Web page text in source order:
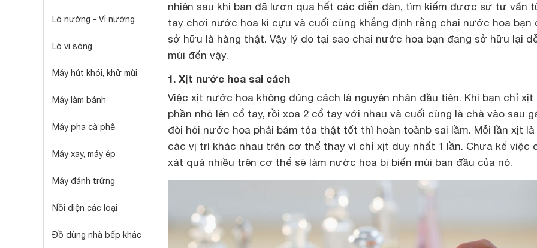
Lò nướng - Vỉ nướng
Lò vi sóng
Máy hút khói, khử mùi
Máy làm bánh
Máy pha cà phê
Máy xay, máy ép
Máy đánh trứng
Nồi điện các loại
Đồ dùng nhà bếp khác
nhiên sau khi bạn đã lượn qua hết các diễn đàn, tìm kiếm được sự tư vấn
tay chơi nước hoa kì cựu và cuối cùng khẳng định rằng chai nước hoa bạn
sở hữu là hàng thật. Vậy lý do tại sao chai nước hoa bạn đang sở hữu lại
mùi đến vậy.
1. Xịt nước hoa sai cách
Việc xịt nước hoa không đúng cách là nguyên nhân đầu tiên. Khi bạn chỉ xịt
phần nhỏ lên cổ tay, rồi xoa 2 cổ tay với nhau và cuối cùng là chà vào sau
đòi hỏi nước hoa phải bám tỏa thật tốt thì hoàn toànb sai lầm. Mỗi lần xịt là
các vị trí khác nhau trên cơ thể thay vì chỉ xịt duy nhất 1 lần. Chưa kể việc
xát quá nhiều trên cơ thể sẽ làm nước hoa bị biến mùi ban đầu của nó.